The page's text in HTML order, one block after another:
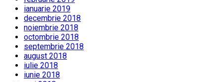
ianuarie 2019
decembrie 2018
noiembrie 2018
octombrie 2018
septembrie 2018
august 2018
iulie 2018
iunie 2018